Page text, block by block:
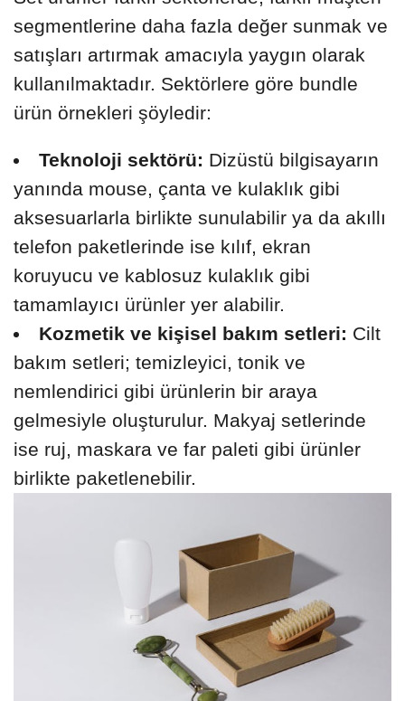
segmentlerine daha fazla değer sunmak ve
satışları artırmak amacıyla yaygın olarak
kullanılmaktadır. Sektörlere göre bundle
ürün örnekleri şöyledir:
Teknoloji sektörü: Dizüstü bilgisayarın
yanında mouse, çanta ve kulaklık gibi
aksesuarlarla birlikte sunulabilir ya da akıllı
telefon paketlerinde ise kılıf, ekran
koruyucu ve kablosuz kulaklık gibi
tamamlayıcı ürünler yer alabilir.
Kozmetik ve kişisel bakım setleri: Cilt
bakım setleri; temizleyici, tonik ve
nemlendirici gibi ürünlerin bir araya
gelmesiyle oluşturulur. Makyaj setlerinde
ise ruj, maskara ve far paleti gibi ürünler
birlikte paketlenebilir.